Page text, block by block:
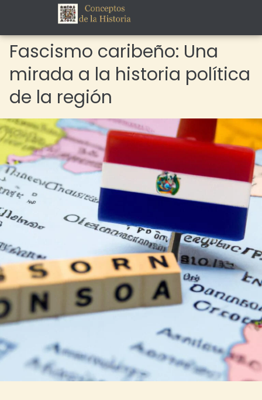
Fascismo caribeño: Una
mirada a la historia política
de la región